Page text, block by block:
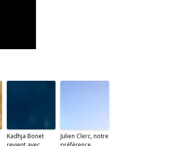
Kadhja Bonet
Julien Clerc, notre